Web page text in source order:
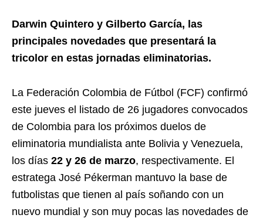
Darwin Quintero y Gilberto García, las
principales novedades que presentará la
tricolor en estas jornadas eliminatorias.
La Federación Colombia de Fútbol (FCF) confirmó
este jueves el listado de 26 jugadores convocados
de Colombia para los próximos duelos de
eliminatoria mundialista ante Bolivia y Venezuela,
los días 22 y 26 de marzo, respectivamente. El
estratega José Pékerman mantuvo la base de
futbolistas que tienen al país soñando con un
nuevo mundial y son muy pocas las novedades de